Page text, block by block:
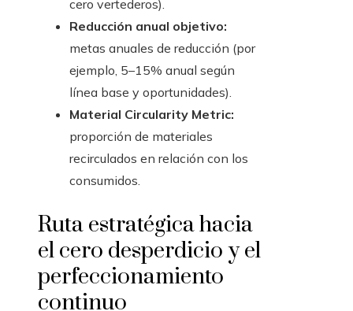
cero vertederos).
Reducción anual objetivo:
metas anuales de reducción (por
ejemplo, 5–15% anual según
línea base y oportunidades).
Material Circularity Metric:
proporción de materiales
recirculados en relación con los
consumidos.
Ruta estratégica hacia
el cero desperdicio y el
perfeccionamiento
continuo